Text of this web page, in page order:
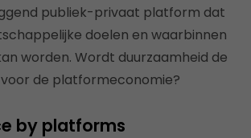
publiek-privaat platform dat
doelen en waarbinnen
worden. Wordt duurzaamheid de
de platformeconomie?
by platforms